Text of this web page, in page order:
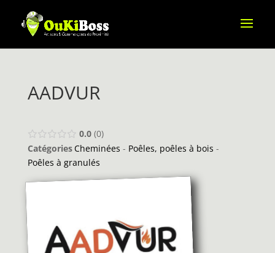
AADVUR
0.0 0
CatégoriesCheminées - Poêles, poêles à bois -
Poêles à granulés